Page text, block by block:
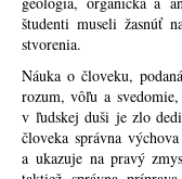
študenti museli žasnúť
stvorenia.
Náuka o človeku,
rozum, vôľu a
v ľudskej duši je zlo
človeka správna
a ukazuje na pravý